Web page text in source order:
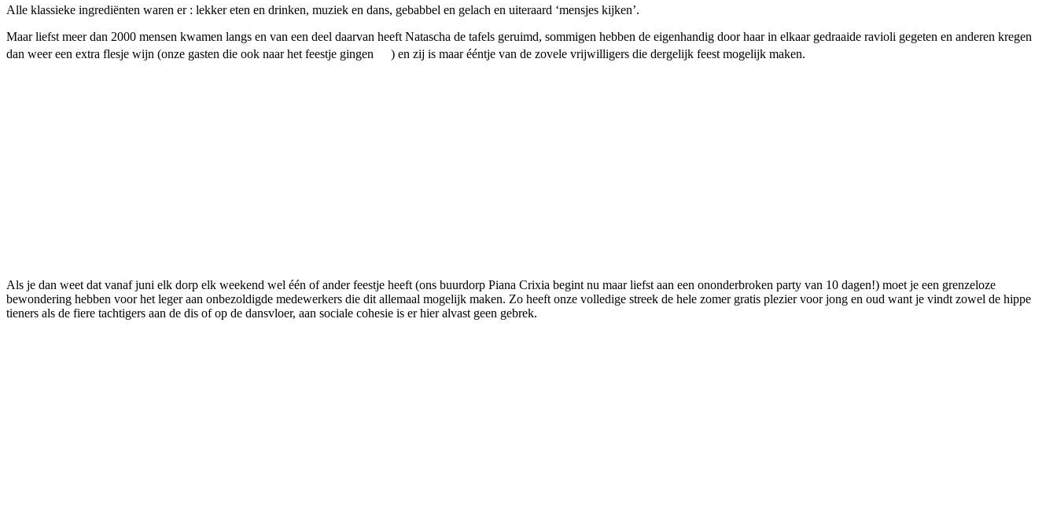
Alle klassieke ingrediënten waren er : lekker eten en drinken, muziek en dans, gebabbel en gelach en uiteraard ‘mensjes kijken’.
Maar liefst meer dan 2000 mensen kwamen langs en van een deel daarvan heeft Natascha de tafels geruimd, sommigen hebben de eigenhandig door haar in elkaar gedraaide ravioli gegeten en anderen kregen
dan weer een extra flesje wijn (onze gasten die ook naar het feestje gingen
) en zij is maar ééntje van de zovele vrijwilligers die dergelijk feest mogelijk maken.
Als je dan weet dat vanaf juni elk dorp elk weekend wel één of ander feestje heeft (ons buurdorp Piana Crixia begint nu maar liefst aan een ononderbroken party van 10 dagen!) moet je een grenzeloze
bewondering hebben voor het leger aan onbezoldigde medewerkers die dit allemaal mogelijk maken. Zo heeft onze volledige streek de hele zomer gratis plezier voor jong en oud want je vindt zowel de hippe
tieners als de fiere tachtigers aan de dis of op de dansvloer, aan sociale cohesie is er hier alvast geen gebrek.